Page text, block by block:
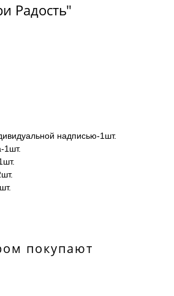
Радость"
надписью-1шт.
1шт.
покупают